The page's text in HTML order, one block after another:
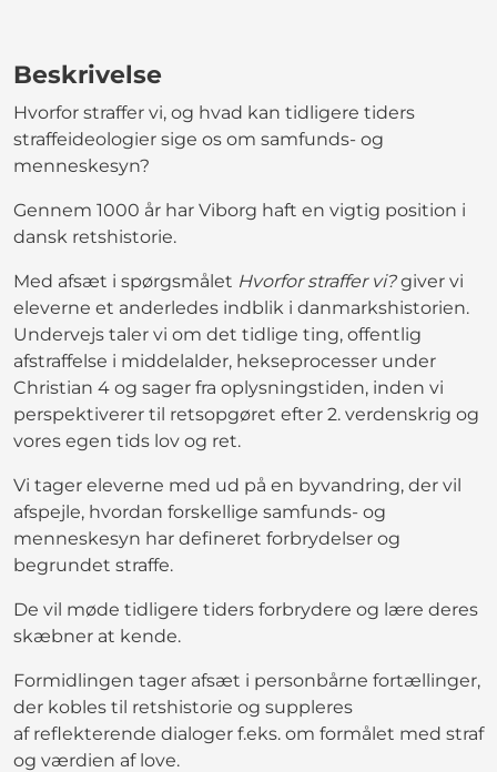
Beskrivelse
Hvorfor straffer vi, og hvad kan tidligere tiders
straffeideologier sige os om samfunds- og
menneskesyn?
Gennem 1000 år har Viborg haft en vigtig position i
dansk retshistorie.
Med afsæt i spørgsmålet Hvorfor straffer vi?giver vi
eleverne et anderledes indblik i danmarkshistorien.
Undervejs taler vi om det tidlige ting, offentlig
afstraffelse i middelalder, hekseprocesser under
Christian 4 og sager fra oplysningstiden, inden vi
perspektiverer til retsopgøret efter 2. verdenskrig og
vores egen tids lov og ret.
Vi tager eleverne med ud på en byvandring, der vil
afspejle, hvordan forskellige samfunds- og
menneskesyn har defineret forbrydelser og
begrundet straffe.
De vil møde tidligere tiders forbrydere og lære deres
skæbner at kende.
Formidlingen tager afsæt i personbårne fortællinger,
der kobles til retshistorie og suppleres
af reflekterende dialoger f.eks. om formålet med straf
og værdien af love.